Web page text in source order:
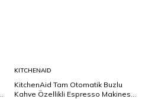
KITCHENAID
KitchenAid Tam Otomatik Buzlu
Kahve Özellikli Espresso Makinesi